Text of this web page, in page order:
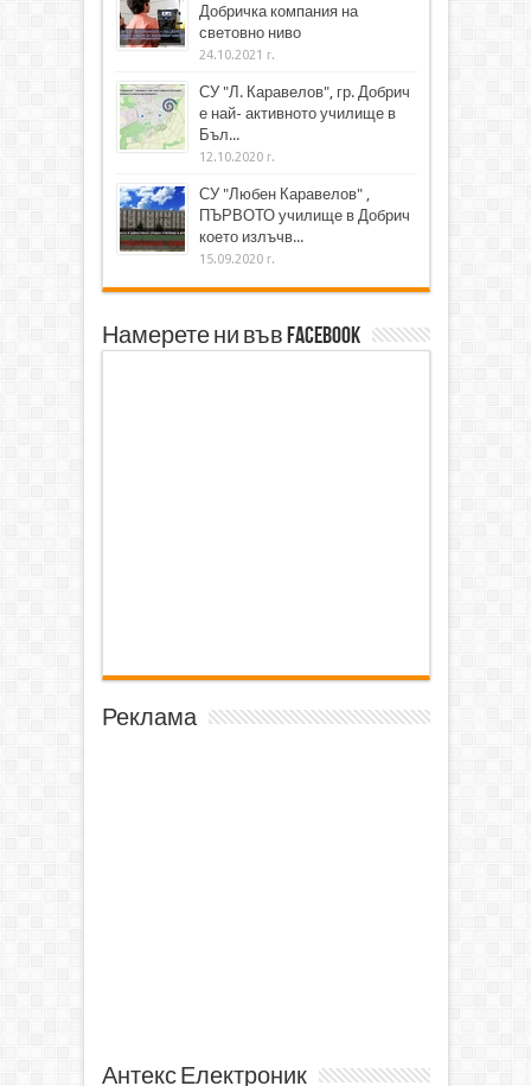
Добричка компания на
световно ниво
24.10.2021 г.
СУ "Л. Каравелов", гр. Добрич
е най- активното училище в
Бъл...
12.10.2020 г.
СУ "Любен Каравелов" ,
ПЪРВОТО училище в Добрич
което излъчв...
15.09.2020 г.
Намерете ни във Facebook
Реклама
Антекс Електроник